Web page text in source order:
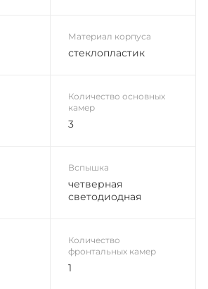
Материал корпуса
стеклопластик
Количество основных
камер
3
Вспышка
четверная
светодиодная
Количество
фронтальных камер
1